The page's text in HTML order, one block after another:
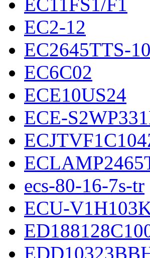
EC11FS1/F1
EC2-12
EC2645TTS-
EC6C02
ECE10US24
ECE-
ecs-80-16-7s-tr
ECU-